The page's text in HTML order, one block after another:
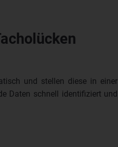
und stellen diese in einer
Daten schnell identifiziert und